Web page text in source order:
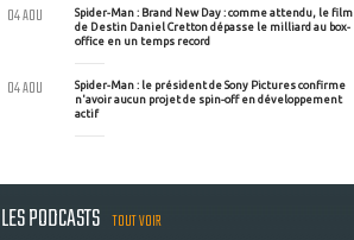
Spider-Man : Brand New Day : comme attendu, le film
de Destin Daniel Cretton dépasse le milliard au box-
office en un temps record
04 AOU
Spider-Man : le président de Sony Pictures confirme
n'avoir aucun projet de spin-off en développement
actif
04 AOU
LES PODCASTS TOUT VOIR